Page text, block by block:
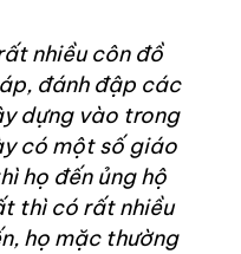
nhiều côn đồ
đánh đập các
dựng vào trong
có một số giáo
họ đến ủng hộ
thì có rất nhiều
họ mặc thường